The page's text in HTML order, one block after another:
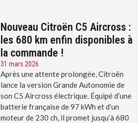
Nouveau Citroën C5 Aircross :
les 680 km enfin disponibles à
la commande !
31 mars 2026
Après une attente prolongée, Citroën
lance la version Grande Autonomie de
son C5 Aircross électrique. Équipé d’une
batterie française de 97 kWh et d’un
moteur de 230 ch, il promet jusqu’à 680